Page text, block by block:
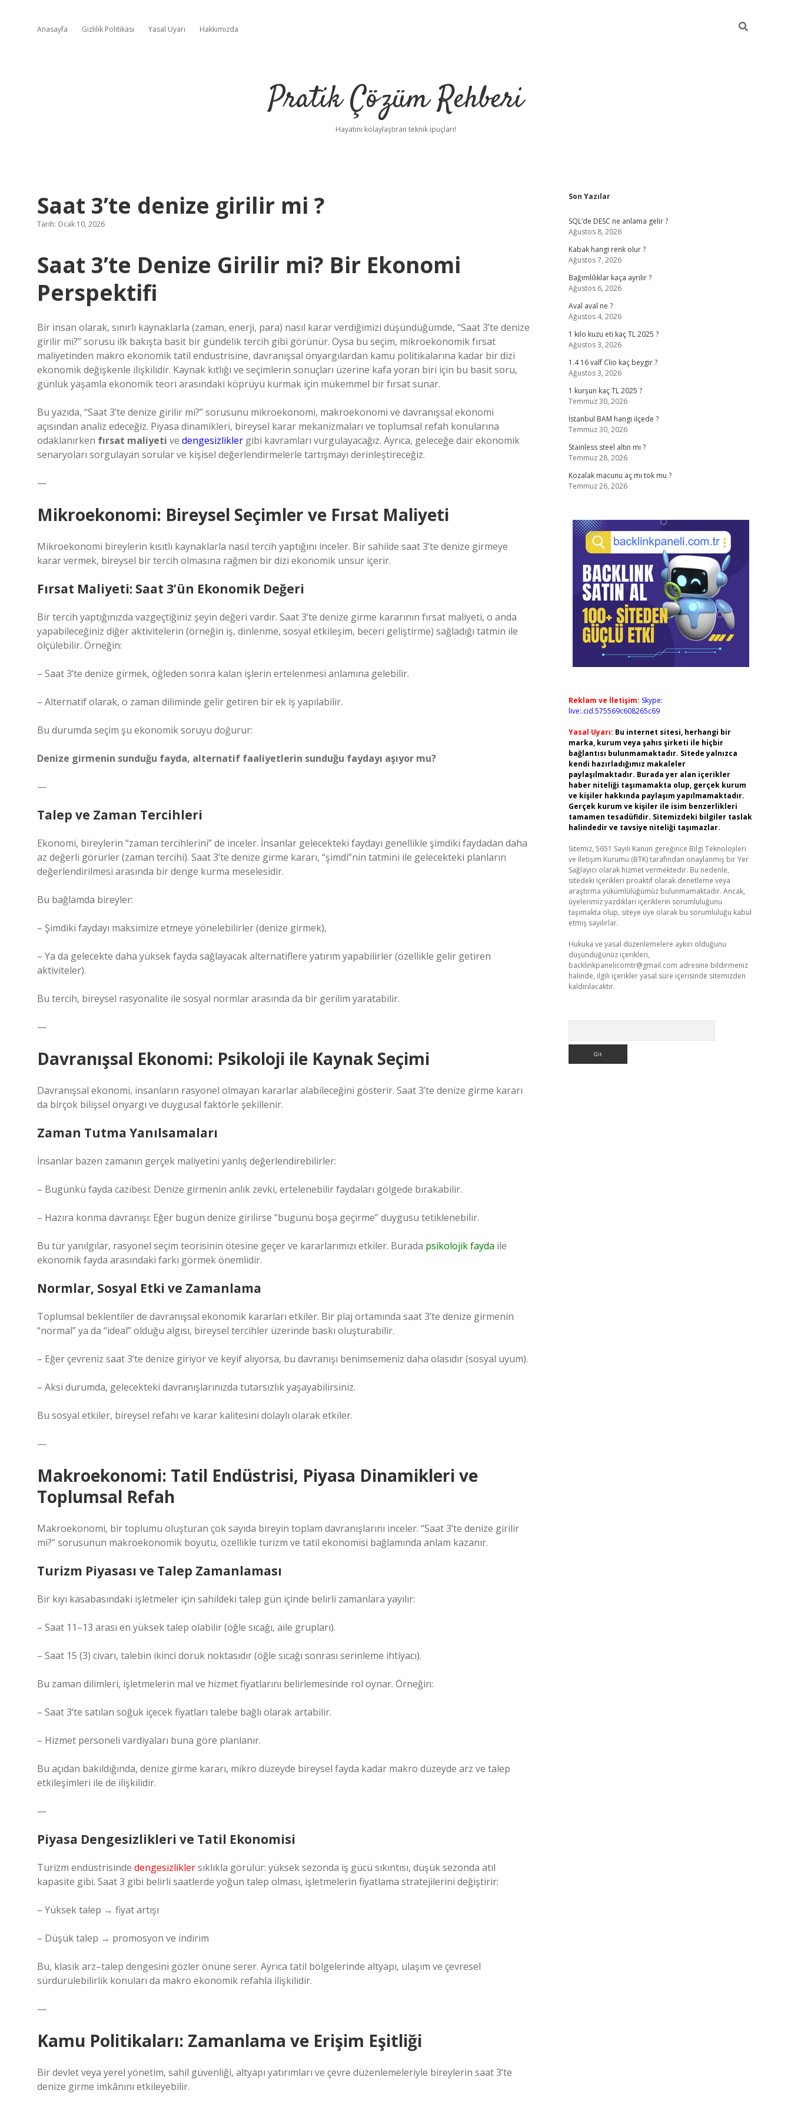
Anasayfa Gizlilik Politikası Yasal Uyarı Hakkımızda
Pratik Çözüm Rehberi
Hayatını kolaylaştıran teknik ipuçları!
Saat 3’te denize girilir mi ?
Tarih: Ocak 10, 2026
Saat 3’te Denize Girilir mi? Bir Ekonomi
Perspektifi
Bir insan olarak, sınırlı kaynaklarla (zaman, enerji, para) nasıl karar verdiğimizi düşündüğümde, “Saat 3’te denize
girilir mi?” sorusu ilk bakışta basit bir gündelik tercih gibi görünür. Oysa bu seçim, mikroekonomik fırsat
maliyetinden makro ekonomik tatil endüstrisine, davranışsal önyargılardan kamu politikalarına kadar bir dizi
ekonomik değişkenle ilişkilidir. Kaynak kıtlığı ve seçimlerin sonuçları üzerine kafa yoran biri için bu basit soru,
günlük yaşamla ekonomik teori arasındaki köprüyü kurmak için mükemmel bir fırsat sunar.
Bu yazıda, “Saat 3’te denize girilir mi?” sorusunu mikroekonomi, makroekonomi ve davranışsal ekonomi
açısından analiz edeceğiz. Piyasa dinamikleri, bireysel karar mekanizmaları ve toplumsal refah konularına
odaklanırken fırsat maliyeti ve dengesizlikler gibi kavramları vurgulayacağız. Ayrıca, geleceğe dair ekonomik
senaryoları sorgulayan sorular ve kişisel değerlendirmelerle tartışmayı derinleştireceğiz.
—
Mikroekonomi: Bireysel Seçimler ve Fırsat Maliyeti
Mikroekonomi bireylerin kısıtlı kaynaklarla nasıl tercih yaptığını inceler. Bir sahilde saat 3’te denize girmeye
karar vermek, bireysel bir tercih olmasına rağmen bir dizi ekonomik unsur içerir.
Fırsat Maliyeti: Saat 3’ün Ekonomik Değeri
Bir tercih yaptığınızda vazgeçtiğiniz şeyin değeri vardır. Saat 3’te denize girme kararının fırsat maliyeti, o anda
yapabileceğiniz diğer aktivitelerin (örneğin iş, dinlenme, sosyal etkileşim, beceri geliştirme) sağladığı tatmin ile
ölçülebilir. Örneğin:
– Saat 3’te denize girmek, öğleden sonra kalan işlerin ertelenmesi anlamına gelebilir.
– Alternatif olarak, o zaman diliminde gelir getiren bir ek iş yapılabilir.
Bu durumda seçim şu ekonomik soruyu doğurur:
Denize girmenin sunduğu fayda, alternatif faaliyetlerin sunduğu faydayı aşıyor mu?
—
Talep ve Zaman Tercihleri
Ekonomi, bireylerin “zaman tercihlerini” de inceler. İnsanlar gelecekteki faydayı genellikle şimdiki faydadan daha
az değerli görürler (zaman tercihi). Saat 3’te denize girme kararı, “şimdi”nin tatmini ile gelecekteki planların
değerlendirilmesi arasında bir denge kurma meselesidir.
Bu bağlamda bireyler:
– Şimdiki faydayı maksimize etmeye yönelebilirler (denize girmek),
– Ya da gelecekte daha yüksek fayda sağlayacak alternatiflere yatırım yapabilirler (özellikle gelir getiren
aktiviteler).
Bu tercih, bireysel rasyonalite ile sosyal normlar arasında da bir gerilim yaratabilir.
—
Davranışsal Ekonomi: Psikoloji ile Kaynak Seçimi
Davranışsal ekonomi, insanların rasyonel olmayan kararlar alabileceğini gösterir. Saat 3’te denize girme kararı
da birçok bilişsel önyargı ve duygusal faktörle şekillenir.
Zaman Tutma Yanılsamaları
İnsanlar bazen zamanın gerçek maliyetini yanlış değerlendirebilirler:
– Bugünkü fayda cazibesi: Denize girmenin anlık zevki, ertelenebilir faydaları gölgede bırakabilir.
– Hazıra konma davranışı: Eğer bugün denize girilirse “bugünü boşa geçirme” duygusu tetiklenebilir.
Bu tür yanılgılar, rasyonel seçim teorisinin ötesine geçer ve kararlarımızı etkiler. Burada psikolojik fayda ile
ekonomik fayda arasındaki farkı görmek önemlidir.
Normlar, Sosyal Etki ve Zamanlama
Toplumsal beklentiler de davranışsal ekonomik kararları etkiler. Bir plaj ortamında saat 3’te denize girmenin
“normal” ya da “ideal” olduğu algısı, bireysel tercihler üzerinde baskı oluşturabilir.
– Eğer çevreniz saat 3’te denize giriyor ve keyif alıyorsa, bu davranışı benimsemeniz daha olasıdır (sosyal uyum).
– Aksi durumda, gelecekteki davranışlarınızda tutarsızlık yaşayabilirsiniz.
Bu sosyal etkiler, bireysel refahı ve karar kalitesini dolaylı olarak etkiler.
—
Makroekonomi: Tatil Endüstrisi, Piyasa Dinamikleri ve
Toplumsal Refah
Makroekonomi, bir toplumu oluşturan çok sayıda bireyin toplam davranışlarını inceler. “Saat 3’te denize girilir
mi?” sorusunun makroekonomik boyutu, özellikle turizm ve tatil ekonomisi bağlamında anlam kazanır.
Turizm Piyasası ve Talep Zamanlaması
Bir kıyı kasabasındaki işletmeler için sahildeki talep gün içinde belirli zamanlara yayılır:
– Saat 11–13 arası en yüksek talep olabilir (öğle sıcağı, aile grupları).
– Saat 15 (3) civarı, talebin ikinci doruk noktasıdır (öğle sıcağı sonrası serinleme ihtiyacı).
Bu zaman dilimleri, işletmelerin mal ve hizmet fiyatlarını belirlemesinde rol oynar. Örneğin:
– Saat 3’te satılan soğuk içecek fiyatları talebe bağlı olarak artabilir.
– Hizmet personeli vardiyaları buna göre planlanır.
Bu açıdan bakıldığında, denize girme kararı, mikro düzeyde bireysel fayda kadar makro düzeyde arz ve talep
etkileşimleri ile de ilişkilidir.
—
Piyasa Dengesizlikleri ve Tatil Ekonomisi
Turizm endüstrisinde dengesizliklersıklıkla görülür: yüksek sezonda iş gücü sıkıntısı, düşük sezonda atıl
kapasite gibi. Saat 3 gibi belirli saatlerde yoğun talep olması, işletmelerin fiyatlama stratejilerini değiştirir:
– Yüksek talep → fiyat artışı
– Düşük talep → promosyon ve indirim
Bu, klasik arz–talep dengesini gözler önüne serer. Ayrıca tatil bölgelerinde altyapı, ulaşım ve çevresel
sürdürülebilirlik konuları da makro ekonomik refahla ilişkilidir.
—
Kamu Politikaları: Zamanlama ve Erişim Eşitliği
Bir devlet veya yerel yönetim, sahil güvenliği, altyapı yatırımları ve çevre düzenlemeleriyle bireylerin saat 3’te
denize girme imkânını etkileyebilir.
Sidebar
Son Yazılar
SQL’de DESC ne anlama gelir ?
Ağustos 8, 2026
Kabak hangi renk olur ?
Ağustos 7, 2026
Bağımlılıklar kaça ayrılır ?
Ağustos 6, 2026
Aval aval ne ?
Ağustos 4, 2026
1 kilo kuzu eti kaç TL 2025 ?
Ağustos 3, 2026
1.4 16 valf Clio kaç beygir ?
Ağustos 3, 2026
1 kurşun kaç TL 2025 ?
Temmuz 30, 2026
İstanbul BAM hangi ilçede ?
Temmuz 30, 2026
Stainless steel altın mı ?
Temmuz 28, 2026
Kozalak macunu aç mı tok mu ?
Temmuz 26, 2026
Reklam ve İletişim: Skype:
live:.cid.575569c608265c69
Yasal Uyarı: Bu internet sitesi, herhangi bir
marka, kurum veya şahıs şirketi ile hiçbir
bağlantısı bulunmamaktadır. Sitede yalnızca
kendi hazırladığımız makaleler
paylaşılmaktadır. Burada yer alan içerikler
haber niteliği taşımamakta olup, gerçek kurum
ve kişiler hakkında paylaşım yapılmamaktadır.
Gerçek kurum ve kişiler ile isim benzerlikleri
tamamen tesadüfidir. Sitemizdeki bilgiler taslak
halindedir ve tavsiye niteliği taşımazlar.
Sitemiz, 5651 Sayılı Kanun gereğince Bilgi Teknolojileri
ve İletişim Kurumu (BTK) tarafından onaylanmış bir Yer
Sağlayıcı olarak hizmet vermektedir. Bu nedenle,
sitedeki içerikleri proaktif olarak denetleme veya
araştırma yükümlülüğümüz bulunmamaktadır. Ancak,
üyelerimiz yazdıkları içeriklerin sorumluluğunu
taşımakta olup, siteye üye olarak bu sorumluluğu kabul
etmiş sayılırlar.
Hukuka ve yasal düzenlemelere aykırı olduğunu
düşündüğünüz içerikleri,
backlinkpanelicomtr@gmail.com adresine bildirmeniz
halinde, ilgili içerikler yasal süre içerisinde sitemizden
kaldırılacaktır.